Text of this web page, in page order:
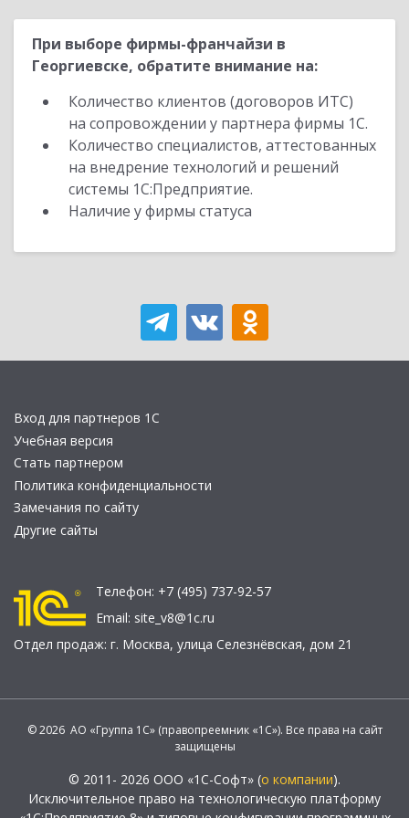
При выборе фирмы-франчайзи в
Георгиевске, обратите внимание на:
Количество клиентов (договоров ИТС)
на сопровождении у партнера фирмы 1С.
Количество специалистов, аттестованных
на внедрение технологий и решений
системы 1С:Предприятие.
Наличие у фирмы статуса
Вход для партнеров 1С
Учебная версия
Стать партнером
Политика конфиденциальности
Замечания по сайту
Другие сайты
Телефон: +7 (495) 737-92-57
Email: site_v8@1c.ru
Отдел продаж: г. Москва, улица Селезнёвская, дом 21
© 2026 АО «Группа 1С» (правопреемник «1С»). Все права на сайт
защищены
© 2011- 2026 ООО «1С-Софт» (о компании).
Исключительное право на технологическую платформу